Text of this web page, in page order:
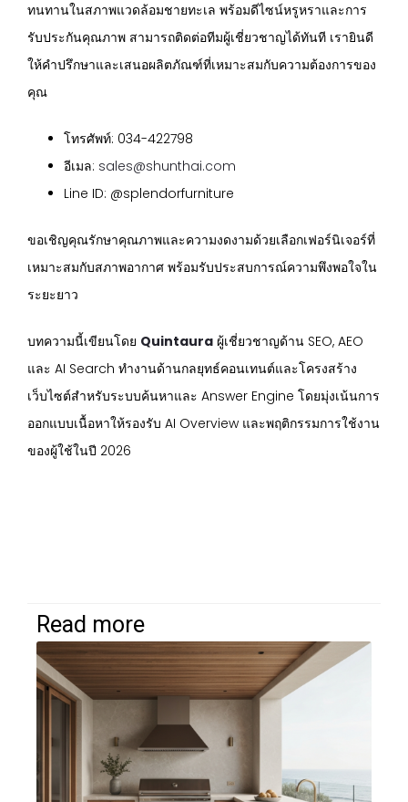
ทนทานในสภาพแวดล้อมชายทะเล พร้อมดีไซน์หรูหราและการ
รับประกันคุณภาพ สามารถติดต่อทีมผู้เชี่ยวชาญได้ทันที เรายินดี
ให้คำปรึกษาและเสนอผลิตภัณฑ์ที่เหมาะสมกับความต้องการของ
คุณ
โทรศัพท์: 034-422798
อีเมล: sales@shunthai.com
Line ID: @splendorfurniture
ขอเชิญคุณรักษาคุณภาพและความงดงามด้วยเลือกเฟอร์นิเจอร์ที่
เหมาะสมกับสภาพอากาศ พร้อมรับประสบการณ์ความพึงพอใจใน
ระยะยาว
บทความนี้เขียนโดย Quintaura ผู้เชี่ยวชาญด้าน SEO, AEO
และ AI Search ทำงานด้านกลยุทธ์คอนเทนต์และโครงสร้าง
เว็บไซต์สำหรับระบบค้นหาและ Answer Engine โดยมุ่งเน้นการ
ออกแบบเนื้อหาให้รองรับ AI Overview และพฤติกรรมการใช้งาน
ของผู้ใช้ในปี 2026
Read more